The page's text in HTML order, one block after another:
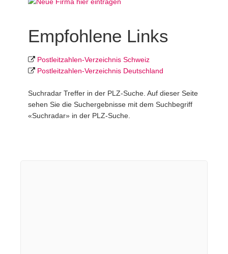
Empfohlene Links
Postleit­zahlen-Ver­zeich­nis Schweiz
Postleit­zahlen-Ver­zeich­nis Deutschland
Suchradar Treffer in der PLZ-Suche. Auf dieser Seite
sehen Sie die Suchergebnisse mit dem Suchbegriff
«Suchradar» in der PLZ-Suche.